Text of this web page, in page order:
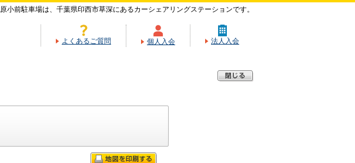
原小前駐車場は、千葉県印西市草深にあるカーシェアリングステーションです。
よくあるご質問 個人入会 法人入会